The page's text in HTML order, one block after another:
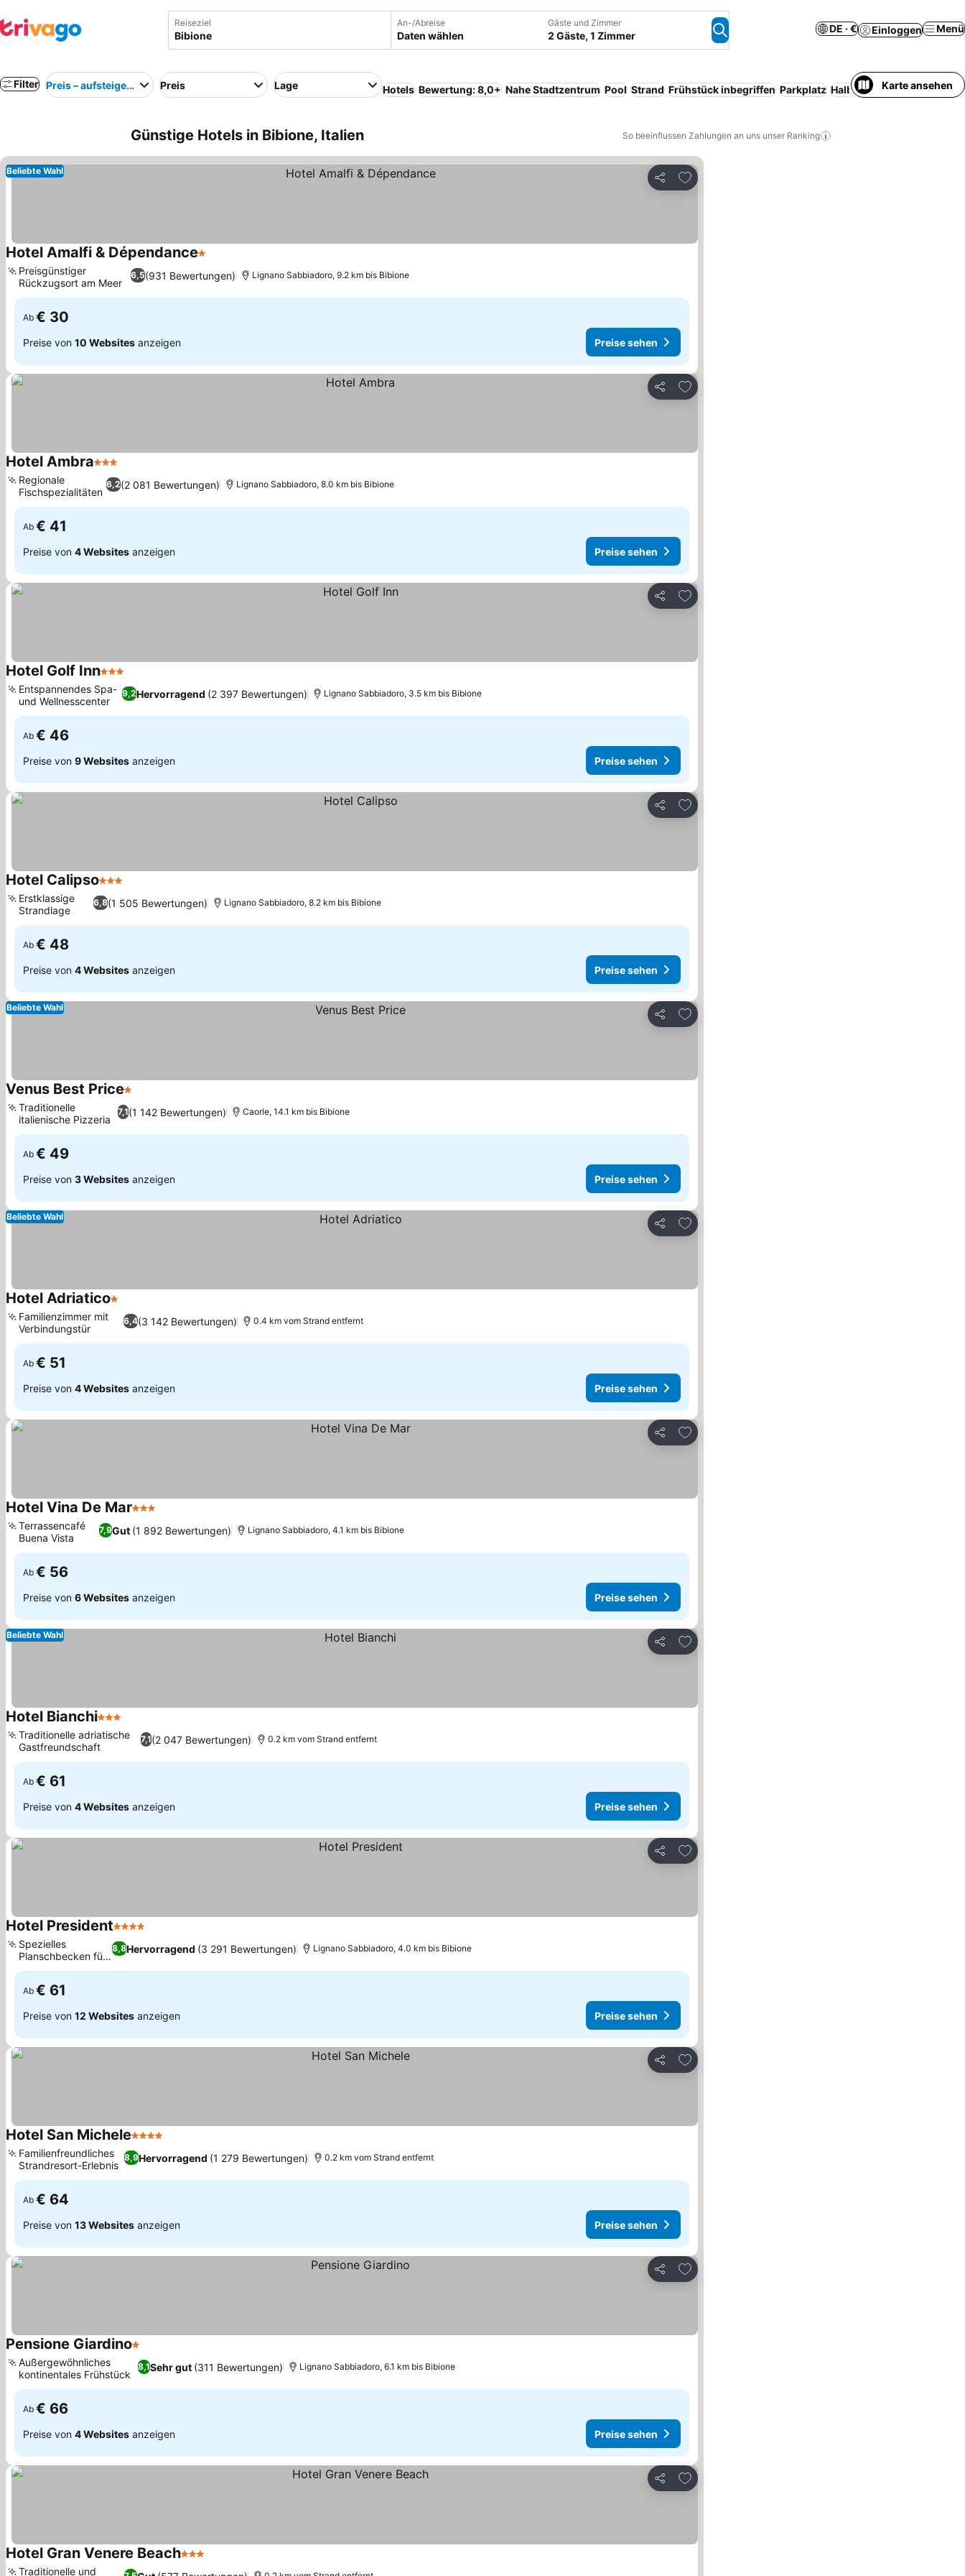
Reiseziel An-/Abreise
Daten wählen
Gäste und Zimmer
2 Gäste, 1 Zimmer
DE · € Einloggen Menü
Filter Preis – aufsteigend Preis Lage Hotels Bewertung: 8,0+ Nahe Stadtzentrum Pool Strand Frühstück inbegriffen Parkplatz Halbpension Klimaanlage
Karte ansehen
Günstige Hotels in Bibione, Italien So beeinflussen Zahlungen an uns unser Ranking
Teilen
Zu Favoriten hinzufügen
Beliebte Wahl
Hotel Amalfi & Dépendance1 Sterne
6,5(931 Bewertungen)
Preisgünstiger
Rückzugsort am Meer
Lignano Sabbiadoro, 9.2 km bis Bibione
Ab € 30
Preise von 10 Websites anzeigen Preise sehen
Teilen
Zu Favoriten hinzufügen
Hotel Ambra3 Sterne
6,2(2 081 Bewertungen)
Regionale
Fischspezialitäten
Lignano Sabbiadoro, 8.0 km bis Bibione
Ab € 41
Preise von 4 Websites anzeigen Preise sehen
Teilen
Zu Favoriten hinzufügen
Hotel Golf Inn3 Sterne
9,2Hervorragend (2 397 Bewertungen)
Entspannendes Spa-
und Wellnesscenter
Lignano Sabbiadoro, 3.5 km bis Bibione
Ab € 46
Preise von 9 Websites anzeigen Preise sehen
Teilen
Zu Favoriten hinzufügen
Hotel Calipso3 Sterne
6,8(1 505 Bewertungen)
Erstklassige
Strandlage
Lignano Sabbiadoro, 8.2 km bis Bibione
Ab € 48
Preise von 4 Websites anzeigen Preise sehen
Teilen
Zu Favoriten hinzufügen
Beliebte Wahl
Venus Best Price1 Sterne
7,1(1 142 Bewertungen)
Traditionelle
italienische Pizzeria
Caorle, 14.1 km bis Bibione
Ab € 49
Preise von 3 Websites anzeigen Preise sehen
Teilen
Zu Favoriten hinzufügen
Beliebte Wahl
Hotel Adriatico1 Sterne
6,4(3 142 Bewertungen)
Familienzimmer mit
Verbindungstür
0.4 km vom Strand entfernt
Ab € 51
Preise von 4 Websites anzeigen Preise sehen
Teilen
Zu Favoriten hinzufügen
Hotel Vina De Mar3 Sterne
7,9Gut (1 892 Bewertungen)
Terrassencafé
Buena Vista
Lignano Sabbiadoro, 4.1 km bis Bibione
Ab € 56
Preise von 6 Websites anzeigen Preise sehen
Teilen
Zu Favoriten hinzufügen
Beliebte Wahl
Hotel Bianchi3 Sterne
7,1(2 047 Bewertungen)
Traditionelle adriatische
Gastfreundschaft
0.2 km vom Strand entfernt
Ab € 61
Preise von 4 Websites anzeigen Preise sehen
Teilen
Zu Favoriten hinzufügen
Hotel President4 Sterne
8,8Hervorragend (3 291 Bewertungen)
Spezielles
Planschbecken für
Kinder
Lignano Sabbiadoro, 4.0 km bis Bibione
Ab € 61
Preise von 12 Websites anzeigen Preise sehen
Teilen
Zu Favoriten hinzufügen
Hotel San Michele4 Sterne
8,9Hervorragend (1 279 Bewertungen)
Familienfreundliches
Strandresort-Erlebnis
0.2 km vom Strand entfernt
Ab € 64
Preise von 13 Websites anzeigen Preise sehen
Teilen
Zu Favoriten hinzufügen
Pensione Giardino1 Sterne
8,1Sehr gut (311 Bewertungen)
Außergewöhnliches
kontinentales Frühstück
Lignano Sabbiadoro, 6.1 km bis Bibione
Ab € 66
Preise von 4 Websites anzeigen Preise sehen
Teilen
Zu Favoriten hinzufügen
Hotel Gran Venere Beach3 Sterne
Traditionelle und